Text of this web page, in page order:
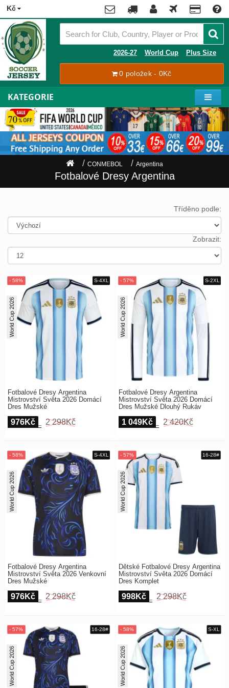
Kč
Contact
Tracking
Můj
účet
Zaregistrovat
se
Payment
Nákupní
Objednat
2026-27 World Cup Plus Size
0 položek - 0Kč
x
KATEGORIE
Premier
League
La
Liga
Bundesliga
Serie
A
Ligue
1
2026
Europe
UEFA
CONMEBOL
Other
Teams
Retro
Dětské
Dámské
CONMEBOL Argentina
Fotbalové Dresy Argentina
Tříděno podle:
Zobrazit:
Fotbalové Dresy Argentina
Mistrovství Světa 2026 Domácí
Dres Mužské
World Cup 2026
976Kč 2 298Kč
Fotbalové Dresy Argentina
Mistrovství Světa 2026 Domácí
Dres Mužské Dlouhý Rukáv
World Cup 2026
1 049Kč 2 420Kč
Fotbalové Dresy Argentina
Mistrovství Světa 2026 Venkovní
Dres Mužské
World Cup 2026
976Kč 2 298Kč
Dětské Fotbalové Dresy Argentina
Mistrovství Světa 2026 Domácí
Dres Komplet
World Cup 2026
998Kč 2 298Kč
World Cup 2026 World Cup 2026